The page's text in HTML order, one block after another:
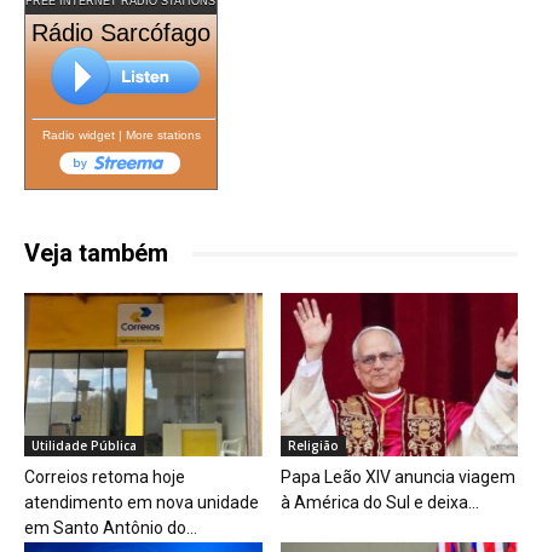
Rádio Sarcófago
Radio widget| More stations
Veja também
Utilidade Pública
Correios retoma hoje
atendimento em nova unidade
em Santo Antônio do...
Religião
Papa Leão XIV anuncia viagem
à América do Sul e deixa...